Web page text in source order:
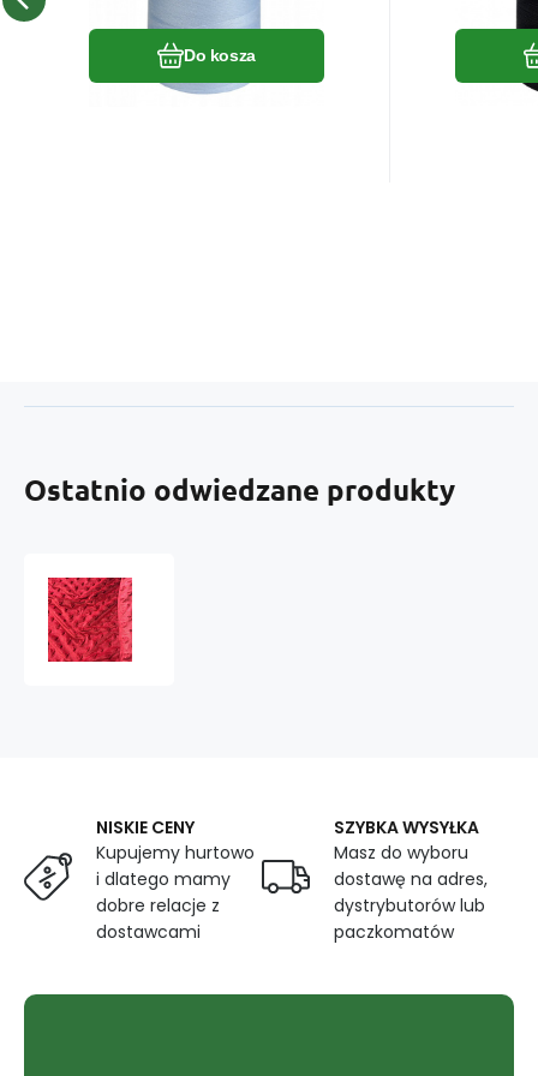
Do kosza
Ostatnio odwiedzane produkty
NISKIE CENY
Kupujemy hurtowo
i dlatego mamy
dobre relacje z
dostawcami
SZYBKA WYSYŁKA
Masz do wyboru
dostawę na adres,
dystrybutorów lub
paczkomatów